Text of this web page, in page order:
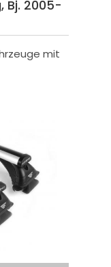
Bj. 2005-
mit